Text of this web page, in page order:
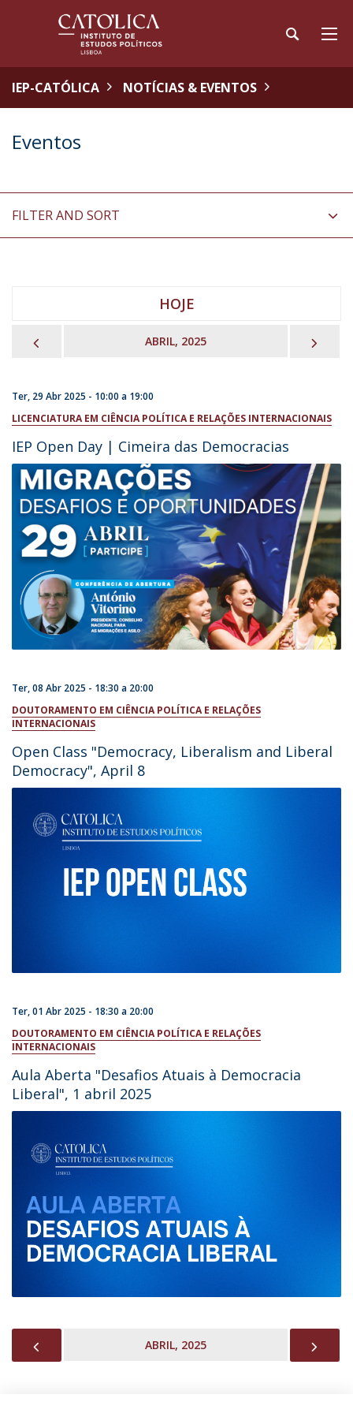
IEP-CATÓLICA NOTÍCIAS & EVENTOS
Eventos
FILTER AND SORT
HOJE
ABRIL, 2025
Ter, 29 Abr 2025 - 10:00 a 19:00
LICENCIATURA EM CIÊNCIA POLÍTICA E RELAÇÕES INTERNACIONAIS
IEP Open Day | Cimeira das Democracias
Ter, 08 Abr 2025 - 18:30 a 20:00
DOUTORAMENTO EM CIÊNCIA POLÍTICA E RELAÇÕES
INTERNACIONAIS
Open Class "Democracy, Liberalism and Liberal
Democracy", April 8
Ter, 01 Abr 2025 - 18:30 a 20:00
DOUTORAMENTO EM CIÊNCIA POLÍTICA E RELAÇÕES
INTERNACIONAIS
Aula Aberta "Desafios Atuais à Democracia
Liberal", 1 abril 2025
ABRIL, 2025